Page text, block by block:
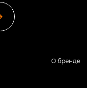
О бренде